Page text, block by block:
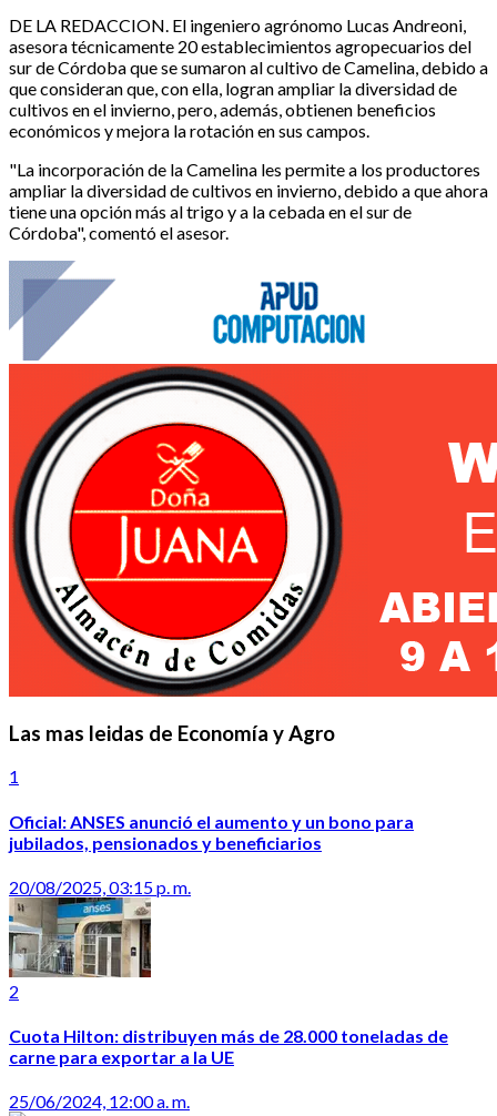
DE LA REDACCION. El ingeniero agrónomo Lucas Andreoni,
asesora técnicamente 20 establecimientos agropecuarios del
sur de Córdoba que se sumaron al cultivo de Camelina, debido a
que consideran que, con ella, logran ampliar la diversidad de
cultivos en el invierno, pero, además, obtienen beneficios
económicos y mejora la rotación en sus campos.
"La incorporación de la Camelina les permite a los productores
ampliar la diversidad de cultivos en invierno, debido a que ahora
tiene una opción más al trigo y a la cebada en el sur de
Córdoba", comentó el asesor.
Las mas leidas de Economía y Agro
1
Oficial: ANSES anunció el aumento y un bono para
jubilados, pensionados y beneficiarios
20/08/2025, 03:15 p. m.
2
Cuota Hilton: distribuyen más de 28.000 toneladas de
carne para exportar a la UE
25/06/2024, 12:00 a. m.